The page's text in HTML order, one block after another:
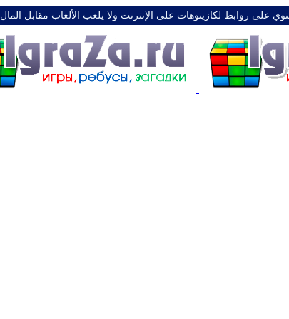
على روابط لكازينوهات على الإنترنت ولا يلعب الألعاب مقابل المال